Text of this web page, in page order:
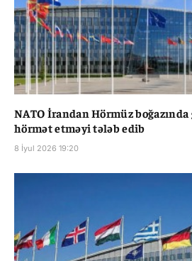
NATO İrandan Hörmüz
hörmət etməyi tələb edib
8 İyul 2026 19:20